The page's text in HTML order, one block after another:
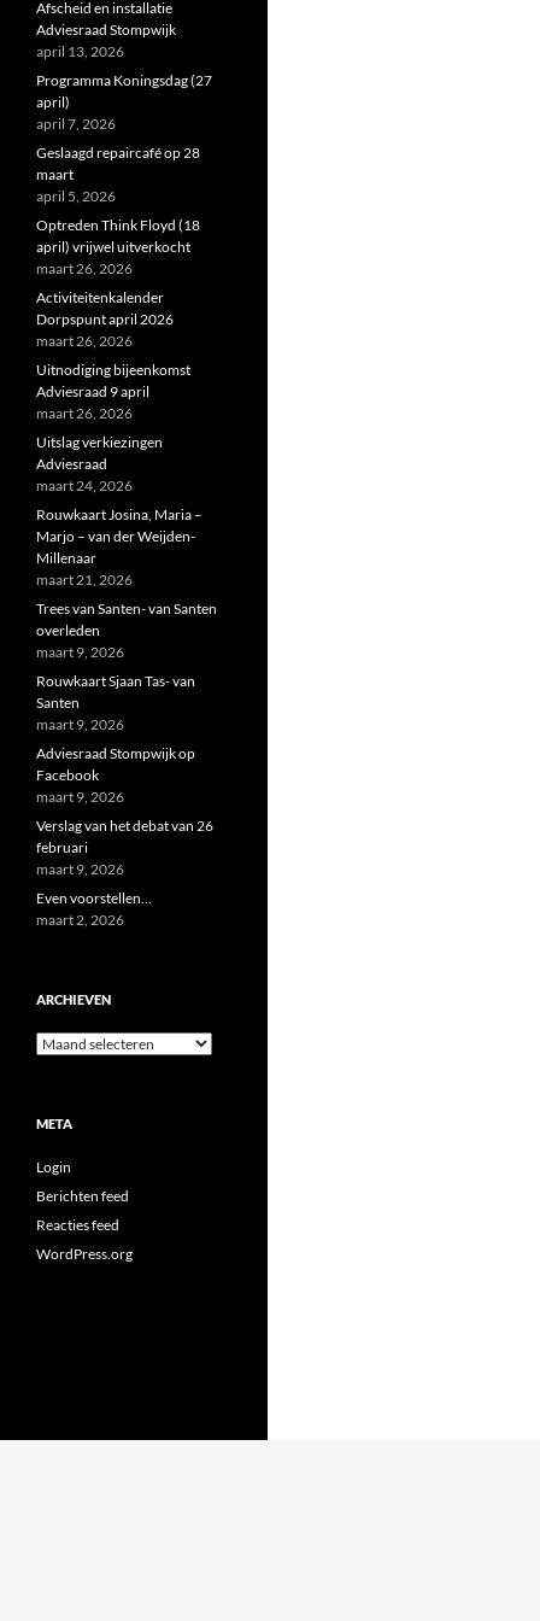
Afscheid en installatie
Adviesraad Stompwijk
april 13, 2026
Programma Koningsdag (27
april)
april 7, 2026
Geslaagd repaircafé op 28
maart
april 5, 2026
Optreden Think Floyd (18
april) vrijwel uitverkocht
maart 26, 2026
Activiteitenkalender
Dorpspunt april 2026
maart 26, 2026
Uitnodiging bijeenkomst
Adviesraad 9 april
maart 26, 2026
Uitslag verkiezingen
Adviesraad
maart 24, 2026
Rouwkaart Josina, Maria –
Marjo – van der Weijden-
Millenaar
maart 21, 2026
Trees van Santen- van Santen
overleden
maart 9, 2026
Rouwkaart Sjaan Tas- van
Santen
maart 9, 2026
Adviesraad Stompwijk op
Facebook
maart 9, 2026
Verslag van het debat van 26
februari
maart 9, 2026
Even voorstellen…
maart 2, 2026
ARCHIEVEN
Archieven
META
Login
Berichten feed
Reacties feed
WordPress.org